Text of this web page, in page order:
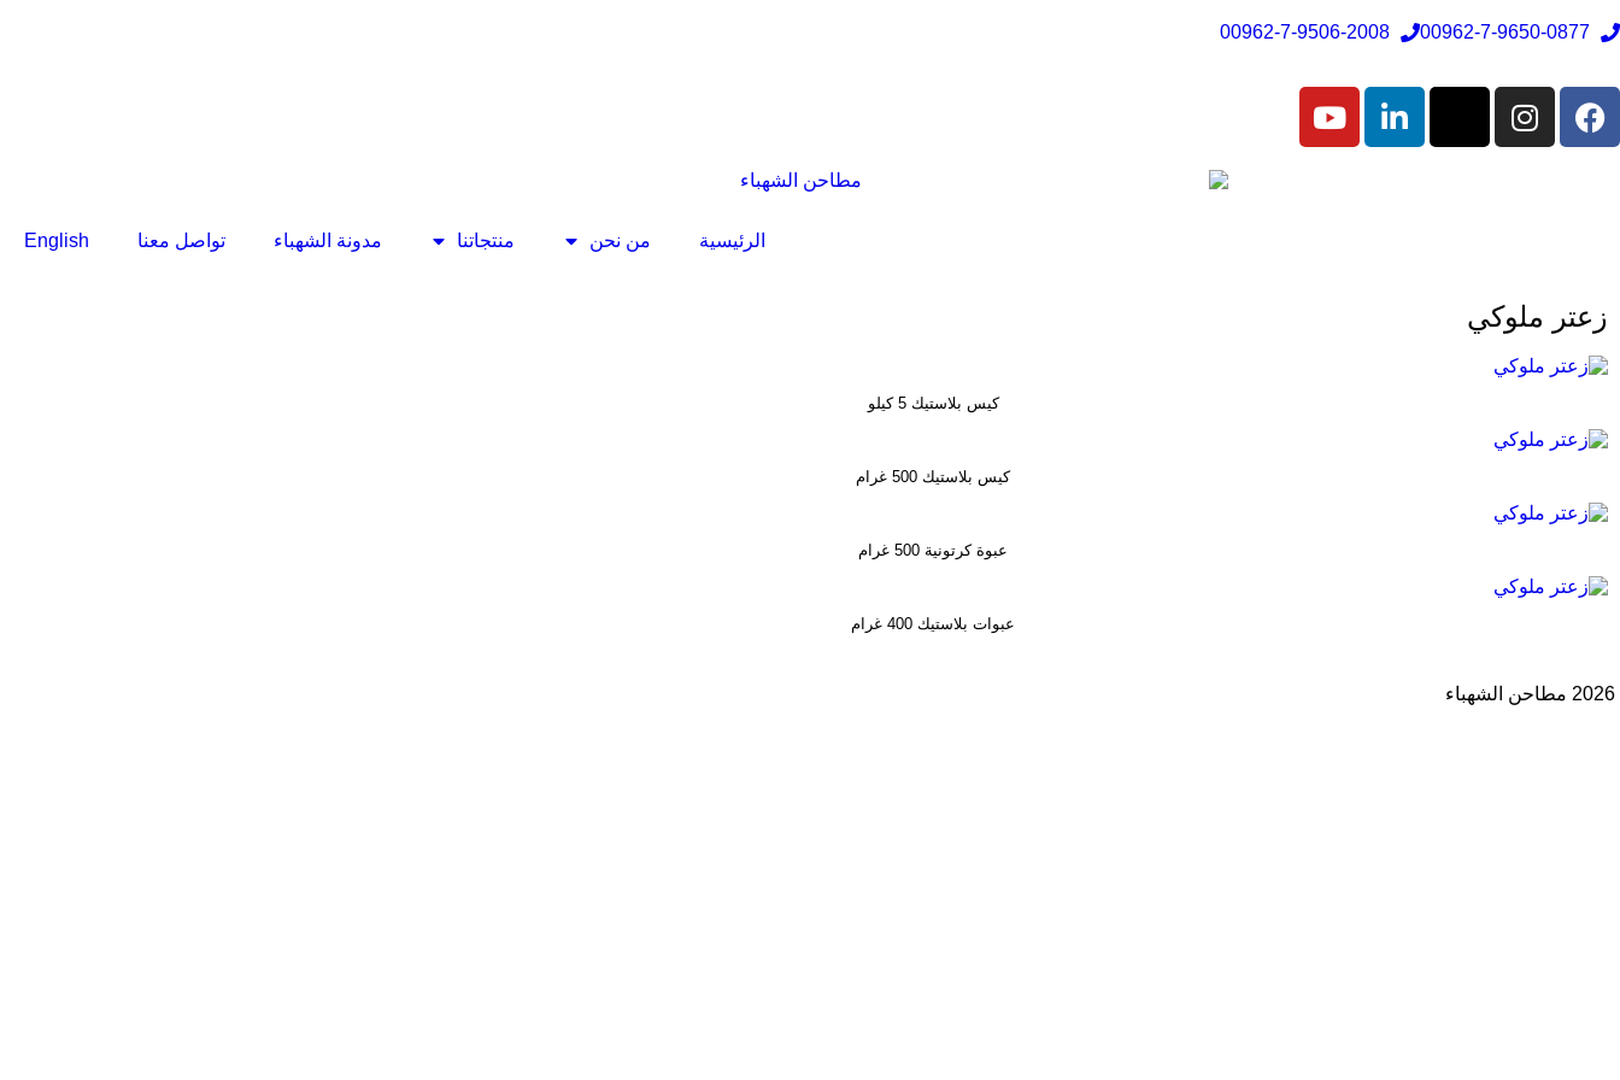
00962-7-9650-0877
00962-7-9506-2008
الرئيسية من نحن منتجاتنا مدونة الشهباء تواصل معنا English
زعتر ملوكي
كيس بلاستيك 5 كيلو
كيس بلاستيك 500 غرام
عبوة كرتونية 500 غرام
عبوات بلاستيك 400 غرام